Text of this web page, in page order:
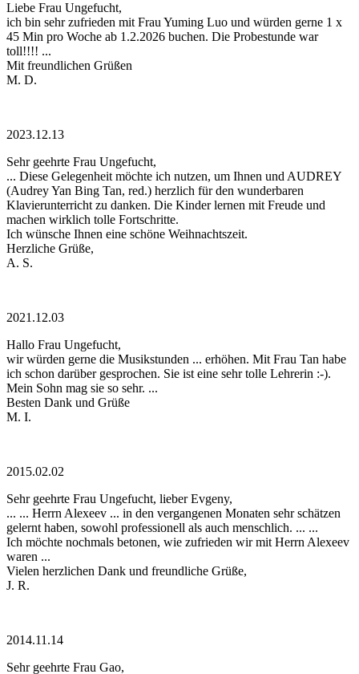
Liebe Frau Ungefucht,
ich bin sehr zufrieden mit Frau Yuming Luo und würden gerne 1 x
45 Min pro Woche ab 1.2.2026 buchen. Die Probestunde war
toll!!!! ...
Mit freundlichen Grüßen
M. D.
2023.12.13
Sehr geehrte Frau Ungefucht,
... Diese Gelegenheit möchte ich nutzen, um Ihnen und AUDREY
(Audrey Yan Bing Tan, red.) herzlich für den wunderbaren
Klavierunterricht zu danken. Die Kinder lernen mit Freude und
machen wirklich tolle Fortschritte.
Ich wünsche Ihnen eine schöne Weihnachtszeit.
Herzliche Grüße,
A. S.
2021.12.03
Hallo Frau Ungefucht,
wir würden gerne die Musikstunden ... erhöhen. Mit Frau Tan habe
ich schon darüber gesprochen. Sie ist eine sehr tolle Lehrerin :-).
Mein Sohn mag sie so sehr. ...
Besten Dank und Grüße
M. I.
2015.02.02
Sehr geehrte Frau Ungefucht, lieber Evgeny,
... ... Herrn Alexeev ... in den vergangenen Monaten sehr schätzen
gelernt haben, sowohl professionell als auch menschlich. ... ...
Ich möchte nochmals betonen, wie zufrieden wir mit Herrn Alexeev
waren ...
Vielen herzlichen Dank und freundliche Grüße,
J. R.
2014.11.14
Sehr geehrte Frau Gao,